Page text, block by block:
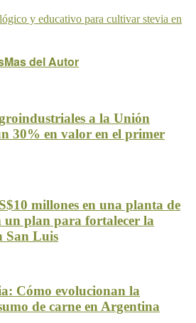
y educativo para cultivar stevia en
Mas del Autor
a la Unión
30% en valor en el primer
millones en una planta de
un plan para fortalecer la
San Luis
Cómo evolucionan la
de carne en Argentina